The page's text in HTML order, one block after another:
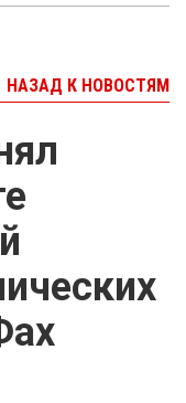
НАЗАД К НОВОСТЯМ